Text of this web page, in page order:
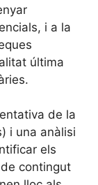
i a la
última
de la
i una anàlisi
els
contingut